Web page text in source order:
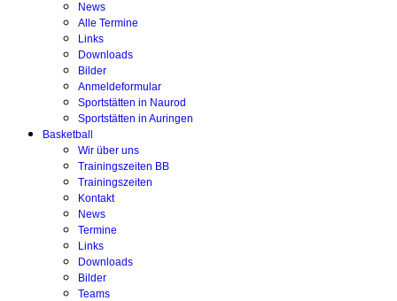
News
Alle Termine
Links
Downloads
Bilder
Anmeldeformular
Sportstätten in Naurod
Sportstätten in Auringen
Basketball
Wir über uns
Trainingszeiten BB
Trainingszeiten
Kontakt
News
Termine
Links
Downloads
Bilder
Teams